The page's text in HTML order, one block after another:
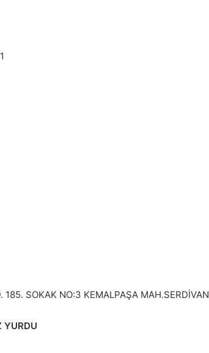
185. SOKAK NO:3 KEMALPAŞA MAH.SERDİVAN
YURDU